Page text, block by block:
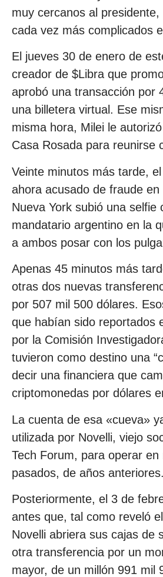
muy cercanos al presidente,
cada vez más complicados
El jueves 30 de enero de
creador de $Libra que
aprobó una transacción por
una billetera virtual. Ese
misma hora, Milei le
Casa Rosada para reunirse
Veinte minutos más tarde,
ahora acusado de fraude
Nueva York subió una selfie
mandatario argentino en la
a ambos posar con los
Apenas 45 minutos más
otras dos nuevas
por 507 mil 500 dólares.
que habían sido reportados
por la Comisión
tuvieron como destino una
decir una financiera que
criptomonedas por dólares
La cuenta de esa «cueva»
utilizada por Novelli, viejo
Tech Forum, para operar en
pasados, de años anteriores.
Posteriormente, el 3 de
antes que, tal como reveló
Novelli abriera sus cajas de
otra transferencia por un
mayor, de un millón 991 mil